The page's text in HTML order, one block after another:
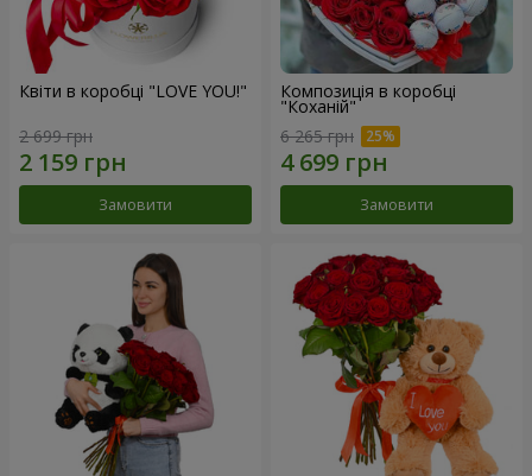
Квіти в коробці "LOVE YOU!"
2 699 грн
Замовити
Композиція в коробці
"Коханій"
6 265 грн
Замовити